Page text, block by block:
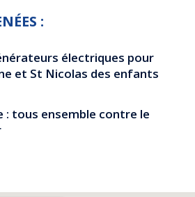
:
électriques pour
et St Nicolas des enfants
: tous ensemble contre le